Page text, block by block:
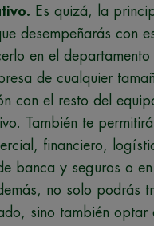
Es quizá, la
desempeñarás con
en el
de cualquier
con el resto del
También te
financiero,
banca y seguros o
no solo podrás
sino también optar